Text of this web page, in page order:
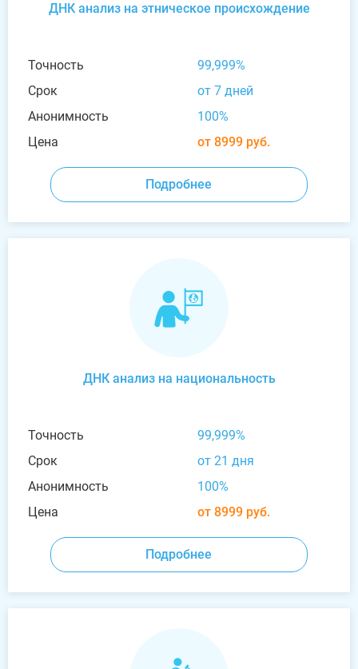
ДНК анализ на этническое происхождение
Точность
99,999%
Срок
от 7 дней
Анонимность
100%
Цена
от 8999 руб.
Подробнее
ДНК анализ на национальность
Точность
99,999%
Срок
от 21 дня
Анонимность
100%
Цена
от 8999 руб.
Подробнее